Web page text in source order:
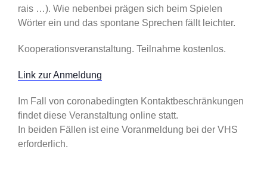
rais …). Wie nebenbei prägen sich beim Spielen
Wörter ein und das spontane Sprechen fällt leichter.
Kooperationsveranstaltung. Teilnahme kostenlos.
Link zur Anmeldung
Im Fall von coronabedingten Kontaktbeschränkungen
findet diese Veranstaltung online statt.
In beiden Fällen ist eine Voranmeldung bei der VHS
erforderlich.